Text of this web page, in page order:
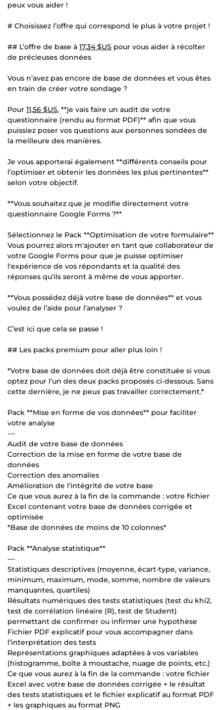
peux vous aider !
# Choisissez l’offre qui correspond le plus à votre projet !
## L’offre de base à 17,34 $US pour vous aider à récolter
de précieuses données
Vous n’avez pas encore de base de données et vous êtes
en train de créer votre sondage ?
Pour 11,56 $US, **je vais faire un audit de votre
questionnaire (rendu au format PDF)** afin que vous
puissiez poser vos questions aux personnes sondées de
la meilleure des manières.
Je vous apporterai également **différents conseils pour
l’optimiser et obtenir les données les plus pertinentes**
selon votre objectif.
**Vous souhaitez que je modifie directement votre
questionnaire Google Forms ?**
Sélectionnez le Pack **Optimisation de votre formulaire**
Vous pourrez alors m'ajouter en tant que collaborateur de
votre Google Forms pour que je puisse optimiser
l'expérience de vos répondants et la qualité des
réponses qu'ils seront à même de vous apporter.
**Vous possédez déjà votre base de données** et vous
voulez de l’aide pour l’analyser ?
C’est ici que cela se passe !
## Les packs premium pour aller plus loin !
*Votre base de données doit déjà être constituée si vous
optez pour l’un des deux packs proposés ci-dessous. Sans
cette dernière, je ne peux pas travailler correctement.*
Pack **Mise en forme de vos données** pour faciliter
votre analyse
---
Audit de votre base de données
Correction de la mise en forme de votre base de
données
Correction des anomalies
Amélioration de l'intégrité de votre base
Ce que vous aurez à la fin de la commande : votre fichier
Excel contenant votre base de données corrigée et
optimisée
*Base de données de moins de 10 colonnes*
Pack **Analyse statistique**
---
Statistiques descriptives (moyenne, écart-type, variance,
minimum, maximum, mode, somme, nombre de valeurs
manquantes, quartiles)
Résultats numériques des tests statistiques (test du khi2,
test de corrélation linéaire (R), test de Student)
permettant de confirmer ou infirmer une hypothèse
Fichier PDF explicatif pour vous accompagner dans
l’interprétation des tests
Représentations graphiques adaptées à vos variables
(histogramme, boîte à moustache, nuage de points, etc.)
Ce que vous aurez à la fin de la commande : votre fichier
Excel avec votre base de données corrigée + le résultat
des tests statistiques et le fichier explicatif au format PDF
+ les graphiques au format PNG